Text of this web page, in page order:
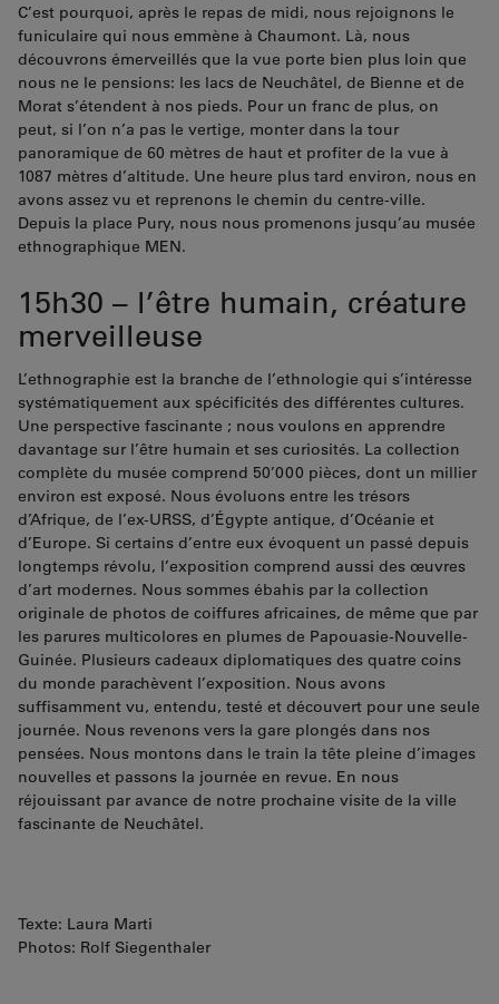
C’est pourquoi, après le repas de midi, nous rejoignons le
funiculaire qui nous emmène à Chaumont. Là, nous
découvrons émerveillés que la vue porte bien plus loin que
nous ne le pensions: les lacs de Neuchâtel, de Bienne et de
Morat s’étendent à nos pieds. Pour un franc de plus, on
peut, si l’on n’a pas le vertige, monter dans la tour
panoramique de 60 mètres de haut et profiter de la vue à
1087 mètres d’altitude. Une heure plus tard environ, nous en
avons assez vu et reprenons le chemin du centre-ville.
Depuis la place Pury, nous nous promenons jusqu’au musée
ethnographique MEN.
15h30 – l’être humain, créature
merveilleuse
L’ethnographie est la branche de l’ethnologie qui s’intéresse
systématiquement aux spécificités des différentes cultures.
Une perspective fascinante ; nous voulons en apprendre
davantage sur l’être humain et ses curiosités. La collection
complète du musée comprend 50’000 pièces, dont un millier
environ est exposé. Nous évoluons entre les trésors
d’Afrique, de l’ex-URSS, d’Égypte antique, d’Océanie et
d’Europe. Si certains d’entre eux évoquent un passé depuis
longtemps révolu, l’exposition comprend aussi des œuvres
d’art modernes. Nous sommes ébahis par la collection
originale de photos de coiffures africaines, de même que par
les parures multicolores en plumes de Papouasie-Nouvelle-
Guinée. Plusieurs cadeaux diplomatiques des quatre coins
du monde parachèvent l’exposition. Nous avons
suffisamment vu, entendu, testé et découvert pour une seule
journée. Nous revenons vers la gare plongés dans nos
pensées. Nous montons dans le train la tête pleine d’images
nouvelles et passons la journée en revue. En nous
réjouissant par avance de notre prochaine visite de la ville
fascinante de Neuchâtel.
Texte: Laura Marti
Photos: Rolf Siegenthaler